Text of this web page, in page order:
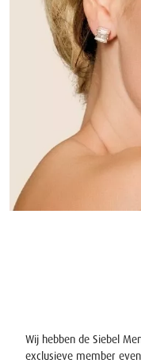
Wij hebben de Siebel
exclusieve member